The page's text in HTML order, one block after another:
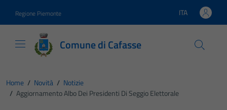
Regione Piemonte Lingua attiva:
ITA
Comune di Cafasse
Home / Novità / Notizie
/ Aggiornamento Albo Dei Presidenti Di Seggio Elettorale